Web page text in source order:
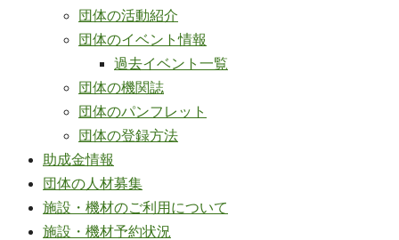
団体の活動紹介
団体のイベント情報
過去イベント一覧
団体の機関誌
団体のパンフレット
団体の登録方法
助成金情報
団体の人材募集
施設・機材のご利用について
施設・機材予約状況